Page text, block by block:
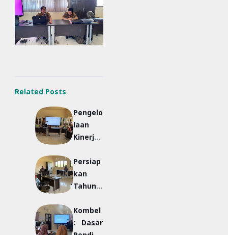
Related Posts
Pengelo
laan
Kinerja
PMM
Persiap
kan
Tahun
Perdan
a, SLBN
Kombel
: Dasar